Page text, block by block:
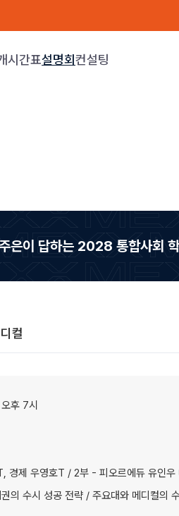
시간표설명회컨설팅
은이 답하는 2028 통합사회
컬
후 7시
경제 우영호T / 2부 - 피오르에듀 유인우
의 수시 성공 전략 / 주요대와 메디컬의